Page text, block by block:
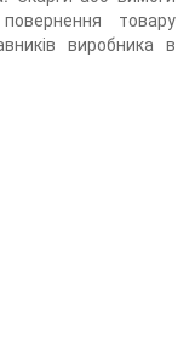
товару
виробника в